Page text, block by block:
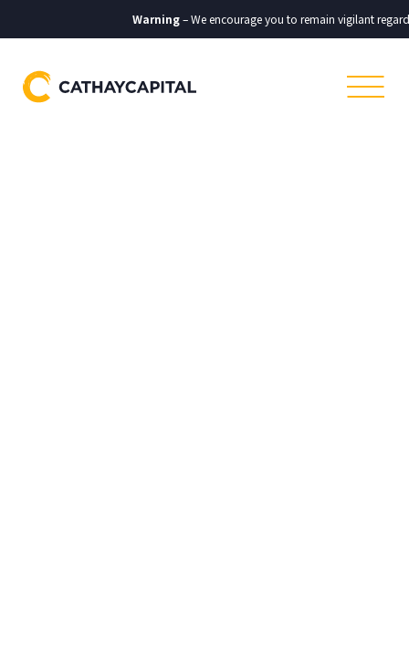
Warning– We encourage you to remain vigilant